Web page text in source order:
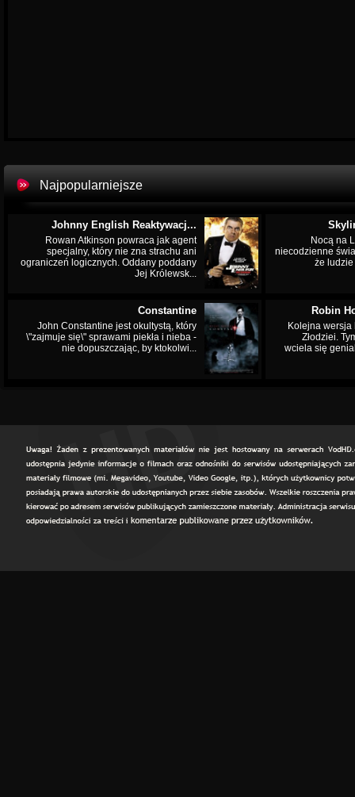
Najpopularniejsze
Johnny English Reaktywacj...
Rowan Atkinson powraca jak agent
specjalny, który nie zna strachu ani
ograniczeń logicznych. Oddany poddany
Jej Królewsk...
Nocą na
niecodzienne
że
Constantine
John Constantine jest okultystą, który
\"zajmuje się\" sprawami piekła i nieba -
nie dopuszczając, by ktokolwi...
Robin
Kolejna wersja
Złodziei.
wciela się